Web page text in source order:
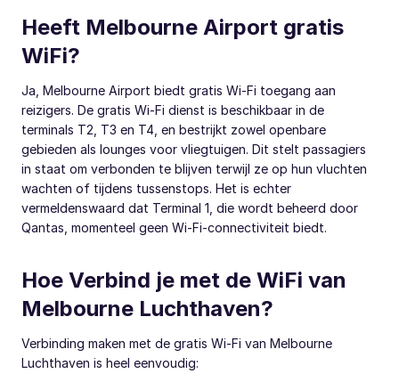
Heeft Melbourne Airport gratis
WiFi?
Ja, Melbourne Airport biedt gratis Wi-Fi toegang aan
reizigers. De gratis Wi-Fi dienst is beschikbaar in de
terminals T2, T3 en T4, en bestrijkt zowel openbare
gebieden als lounges voor vliegtuigen. Dit stelt passagiers
in staat om verbonden te blijven terwijl ze op hun vluchten
wachten of tijdens tussenstops. Het is echter
vermeldenswaard dat Terminal 1, die wordt beheerd door
Qantas, momenteel geen Wi-Fi-connectiviteit biedt.
Hoe Verbind je met de WiFi van
Melbourne Luchthaven?
Verbinding maken met de gratis Wi-Fi van Melbourne
Luchthaven is heel eenvoudig: